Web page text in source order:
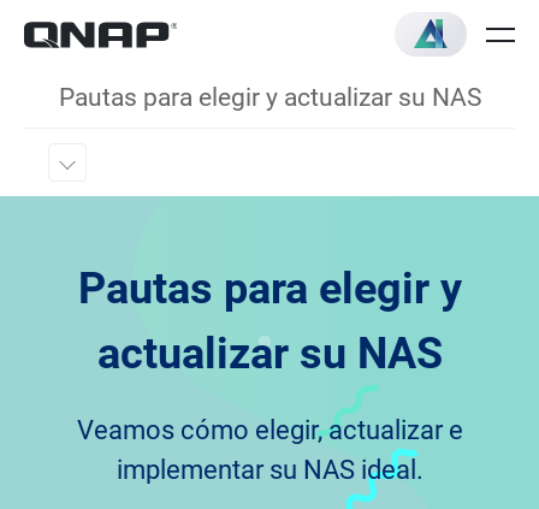
Pautas para elegir y actualizar su NAS
Pautas para elegir y
actualizar su NAS
Veamos cómo elegir, actualizar e
implementar su NAS ideal.